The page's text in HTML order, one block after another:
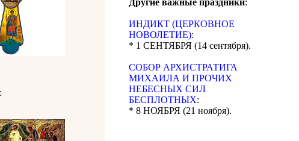
Другие важные праздники:
ИНДИКТ (ЦЕРКОВНОЕ
НОВОЛЕТИЕ):
* 1 СЕНТЯБРЯ (14 сентября).
CОБОР АРХИСТРАТИГА
МИХАИЛА И ПРОЧИХ
НЕБЕСНЫХ СИЛ
БЕСПЛОТНЫХ:
* 8 НОЯБРЯ (21 ноября).